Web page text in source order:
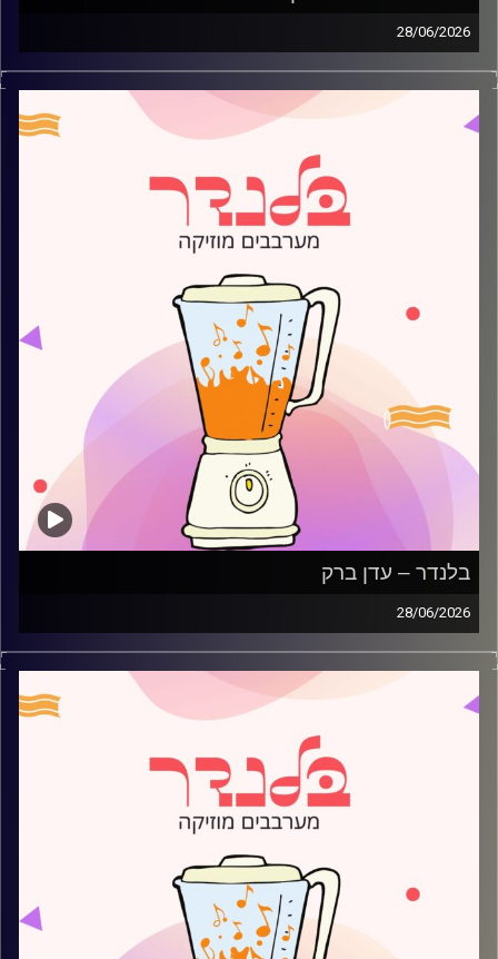
28/06/2026
מוזיקה קצבית חדשה עם עמית פרידמן
קרדיט תמונות:
AudioVersity
בלנדר – עדן ברק
28/06/2026
מוזיקה קצבית חדשה עם עדן ברק
קרדיט תמונות:
AudioVersity